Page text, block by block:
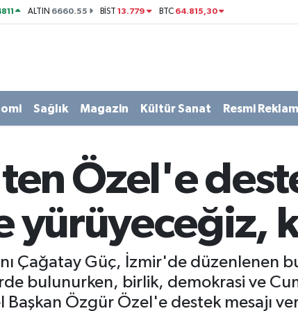
ALTIN 6660.55 BİST13.779 BTC 64.815,30
Sağlık Magazin Kültür Sanat Resmi Reklam
Özel'e
yürüyeceğiz,
Çağatay Güç, İzmir'de düzenlenen
bulunurken, birlik, demokrasi ve
Başkan Özgür Özel'e destek mesajı